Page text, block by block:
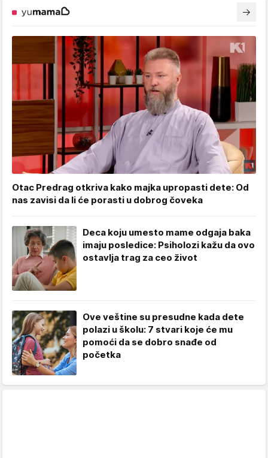
Otac Predrag otkriva kako majka upropasti dete: Od
nas zavisi da li će porasti u dobrog čoveka
Deca koju umesto mame odgaja baka
imaju posledice: Psiholozi kažu da ovo
ostavlja trag za ceo život
Ove veštine su presudne kada dete
polazi u školu: 7 stvari koje će mu
pomoći da se dobro snađe od
početka